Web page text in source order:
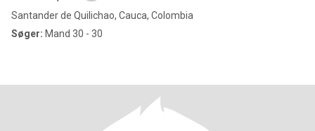
Santander de Quilichao, Cauca, Colombia
Søger: Mand 30 - 30